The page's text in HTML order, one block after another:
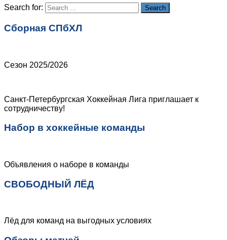
Search for: Search
Сборная СПбХЛ
Сезон 2025/2026
Санкт-Петербургская Хоккейная Лига приглашает к
сотрудничеству!
Набор в хоккейные команды
Объявления о наборе в команды
СВОБОДНЫЙ ЛЁД
Лёд для команд на выгодных условиях